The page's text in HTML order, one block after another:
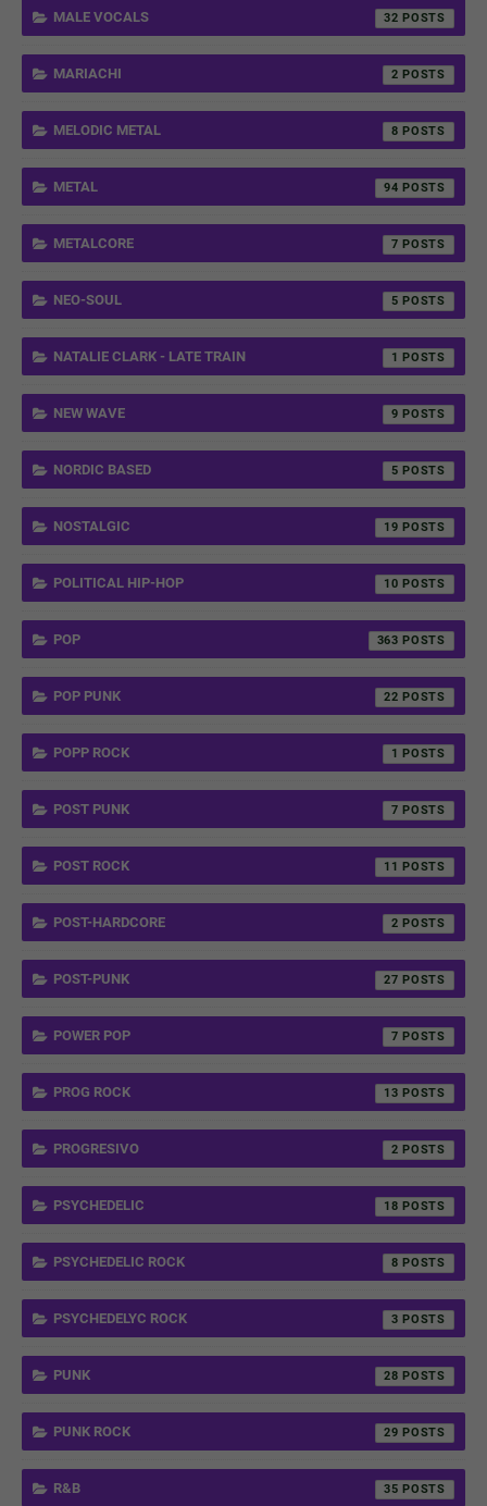
MALE VOCALS 32
MARIACHI 2
MELODIC METAL 8
METAL 94
METALCORE 7
NEO-SOUL 5
NATALIE CLARK - LATE TRAIN 1
NEW WAVE 9
NORDIC BASED 5
NOSTALGIC 19
POLITICAL HIP-HOP 10
POP 363
POP PUNK 22
POPP ROCK 1
POST PUNK 7
POST ROCK 11
POST-HARDCORE 2
POST-PUNK 27
POWER POP 7
PROG ROCK 13
PROGRESIVO 2
PSYCHEDELIC 18
PSYCHEDELIC ROCK 8
PSYCHEDELYC ROCK 3
PUNK 28
PUNK ROCK 29
R&B 35